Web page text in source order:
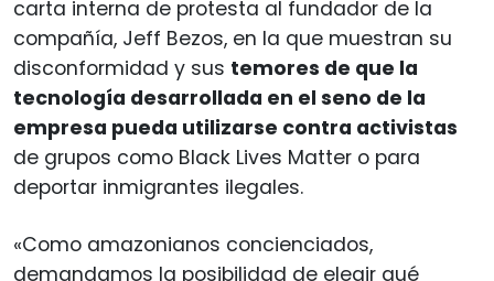
carta interna de protesta al fundador de la
compañía, Jeff Bezos, en la que muestran su
disconformidad y sus temores de que la
tecnología desarrollada en el seno de la
empresa pueda utilizarse contra activistas
de grupos como Black Lives Matter o para
deportar inmigrantes ilegales.
«Como amazonianos concienciados,
demandamos la posibilidad de elegir qué